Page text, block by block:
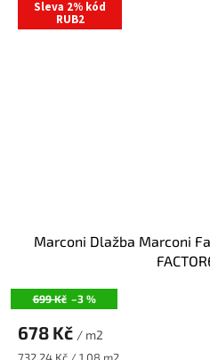
Sleva 2% kód
RUB2
699 Kč –3 %
Marconi Dlažba Marconi
678 Kč / m2
Measure